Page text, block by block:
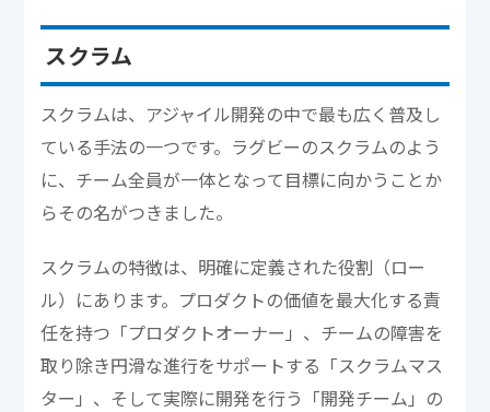
スクラム
スクラムは、アジャイル開発の中で最も広く普及し
ている手法の一つです。ラグビーのスクラムのよう
に、チーム全員が一体となって目標に向かうことか
らその名がつきました。
スクラムの特徴は、明確に定義された役割（ロー
ル）にあります。プロダクトの価値を最大化する責
任を持つ「プロダクトオーナー」、チームの障害を
取り除き円滑な進行をサポートする「スクラムマス
ター」、そして実際に開発を行う「開発チーム」の